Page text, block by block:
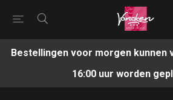
Bestellingen voor morgen kunnen
16:00 uur worden